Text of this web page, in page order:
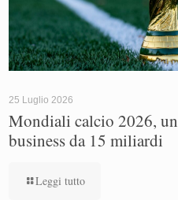
25 Luglio 2026
Mondiali calcio 2026, un
business da 15 miliardi
Leggi tutto